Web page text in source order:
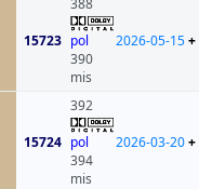
15723 pol
390
mis
2026-05-15+
15724
392
pol
394
mis
2026-03-20+